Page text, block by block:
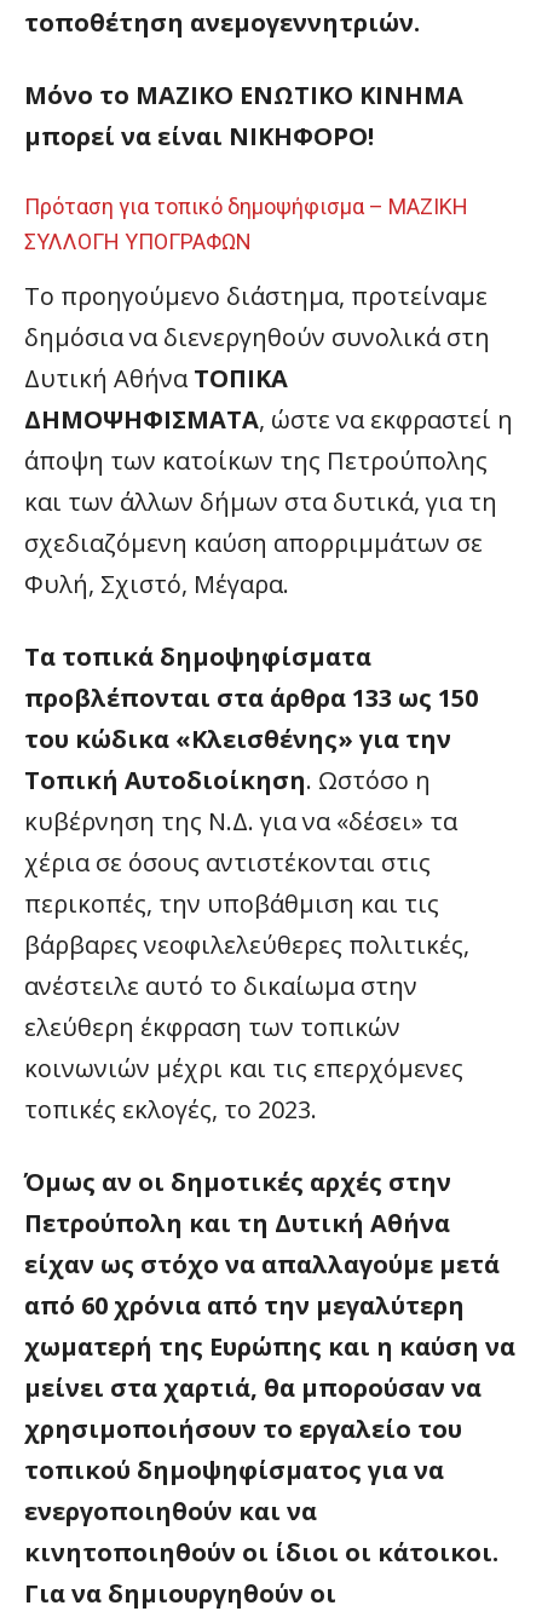
τοποθέτηση ανεμογεννητριών.
Μόνο το ΜΑΖΙΚΟ ΕΝΩΤΙΚΟ ΚΙΝΗΜΑ
μπορεί να είναι ΝΙΚΗΦΟΡΟ!
Πρόταση για τοπικό δημοψήφισμα – ΜΑΖΙΚΗ
ΣΥΛΛΟΓΗ ΥΠΟΓΡΑΦΩΝ
Το προηγούμενο διάστημα, προτείναμε
δημόσια να διενεργηθούν συνολικά στη
Δυτική ΑθήναΤΟΠΙΚΑ
ΔΗΜΟΨΗΦΙΣΜΑΤΑ, ώστε να εκφραστεί η
άποψη των κατοίκων της Πετρούπολης
και των άλλων δήμων στα δυτικά, για τη
σχεδιαζόμενη καύση απορριμμάτων σε
Φυλή, Σχιστό, Μέγαρα.
Τα τοπικά δημοψηφίσματα
προβλέπονται στα άρθρα 133 ως 150
του κώδικα «Κλεισθένης» για την
Τοπική Αυτοδιοίκηση. Ωστόσο η
κυβέρνηση της Ν.Δ. για να «δέσει» τα
χέρια σε όσους αντιστέκονται στις
περικοπές, την υποβάθμιση και τις
βάρβαρες νεοφιλελεύθερες πολιτικές,
ανέστειλε αυτό το δικαίωμα στην
ελεύθερη έκφραση των τοπικών
κοινωνιών μέχρι και τις επερχόμενες
τοπικές εκλογές, το 2023.
Όμως αν οι δημοτικές αρχές στην
Πετρούπολη και τη Δυτική Αθήνα
είχαν ως στόχο να απαλλαγούμε μετά
από 60 χρόνια από την μεγαλύτερη
χωματερή της Ευρώπης και η καύση να
μείνει στα χαρτιά, θα μπορούσαν να
χρησιμοποιήσουν το εργαλείο του
τοπικού δημοψηφίσματος για να
ενεργοποιηθούν και να
κινητοποιηθούν οι ίδιοι οι κάτοικοι.
Για να δημιουργηθούν οι